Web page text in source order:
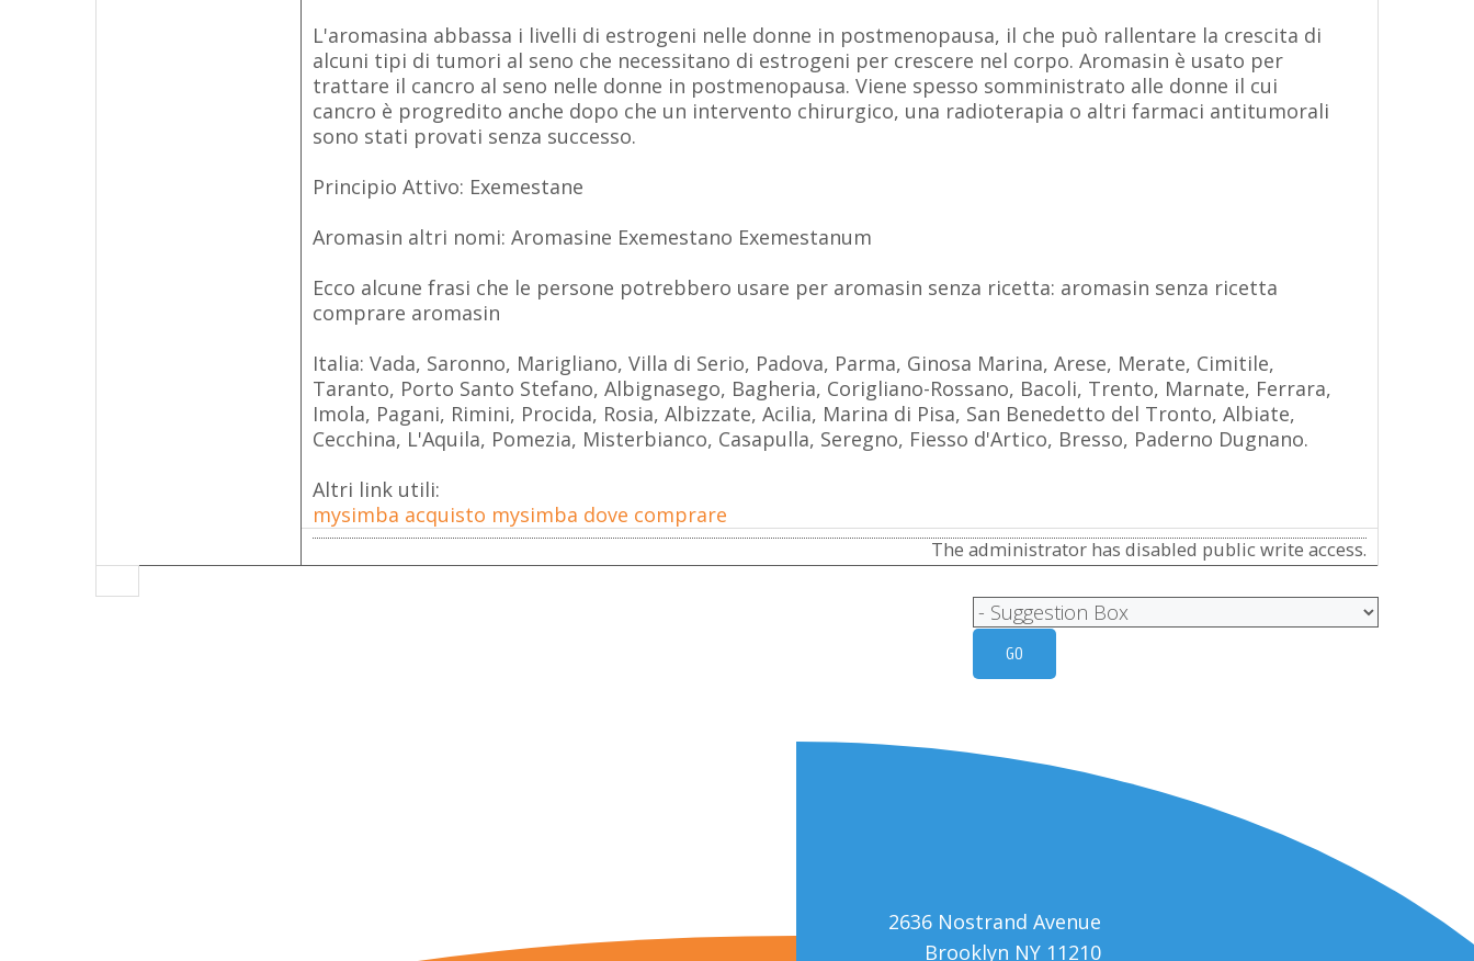
L'aromasina abbassa i livelli di estrogeni nelle donne in postmenopausa, il che può rallentare la crescita di
alcuni tipi di tumori al seno che necessitano di estrogeni per crescere nel corpo. Aromasin è usato per
trattare il cancro al seno nelle donne in postmenopausa. Viene spesso somministrato alle donne il cui
cancro è progredito anche dopo che un intervento chirurgico, una radioterapia o altri farmaci antitumorali
sono stati provati senza successo.
Principio Attivo: Exemestane
Aromasin altri nomi: Aromasine Exemestano Exemestanum
Ecco alcune frasi che le persone potrebbero usare per aromasin senza ricetta: aromasin senza ricetta
comprare aromasin
Italia: Vada, Saronno, Marigliano, Villa di Serio, Padova, Parma, Ginosa Marina, Arese, Merate, Cimitile,
Taranto, Porto Santo Stefano, Albignasego, Bagheria, Corigliano-Rossano, Bacoli, Trento, Marnate, Ferrara,
Imola, Pagani, Rimini, Procida, Rosia, Albizzate, Acilia, Marina di Pisa, San Benedetto del Tronto, Albiate,
Cecchina, L'Aquila, Pomezia, Misterbianco, Casapulla, Seregno, Fiesso d'Artico, Bresso, Paderno Dugnano.
Altri link utili:
mysimba acquisto mysimba dove comprare
The administrator has disabled public write access.
2636 Nostrand Avenue
Brooklyn NY 11210